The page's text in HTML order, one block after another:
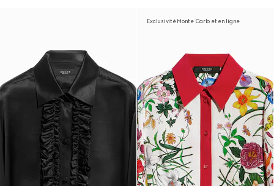
Exclusivité Monte Carlo et en ligne